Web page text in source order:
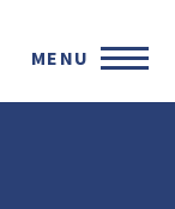
MENU